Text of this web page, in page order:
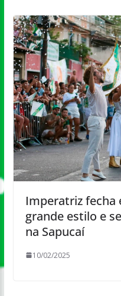
Imperatriz fecha
grande estilo e
na Sapucaí
10/02/2025